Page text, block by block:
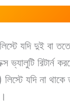
যদি দুই বা
ভ্যালুটি রিটার্ন
যদি না থাকে